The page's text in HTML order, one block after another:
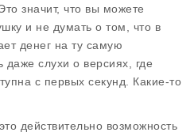
Это значит, что вы можете
и не думать о том, что в
денег на ту самую
даже слухи о версиях, где
с первых секунд. Какие-то
действительно возможность